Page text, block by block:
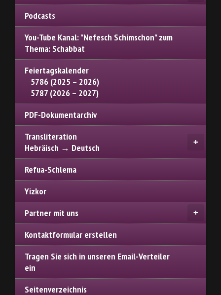
Podcasts
You-Tube Kanal: "Nefesch Schimschon" zum
Thema: Schabbat
Feiertagskalender
5786 (2025 – 2026)
5787 (2026 – 2027)
PDF-Dokumentarchiv
Transliteration
Hebräisch → Deutsch
Refua-Schlema
Yizkor
Partner mit uns
Kontaktformular erstellen
Tragen Sie sich in unseren Email-Verteiler
ein
Seitenverzeichnis